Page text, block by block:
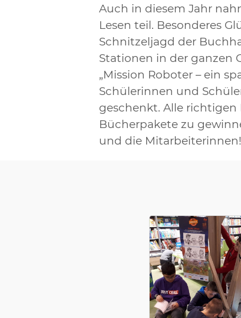
Auch in diesem Jahr
Lesen teil. Besonderes
Schnitzeljagd der
Stationen in der ganzen
„Mission Roboter – ein
Schülerinnen und
geschenkt. Alle
Bücherpakete zu
und die Mitarbeiterinnen!